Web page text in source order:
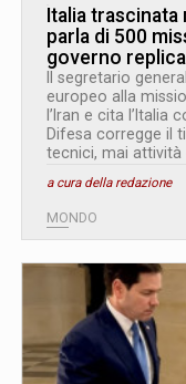
Italia trascinata
parla di 500
governo
Il segretario
europeo alla
l’Iran e cita l’Italia
Difesa corregge il
tecnici, mai attività
a cura della redazione
MONDO